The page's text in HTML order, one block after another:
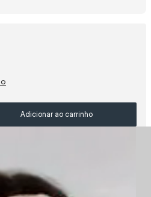
Adicionar ao carrinho